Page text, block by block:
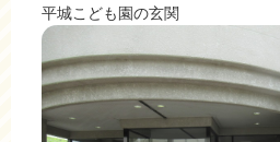
平城こども園の玄関